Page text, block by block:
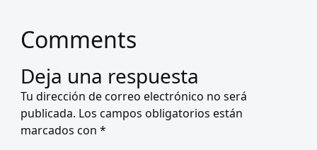
Comments
Deja una respuesta
Tu dirección de correo electrónico no será
publicada. Los campos obligatorios están
marcados con *